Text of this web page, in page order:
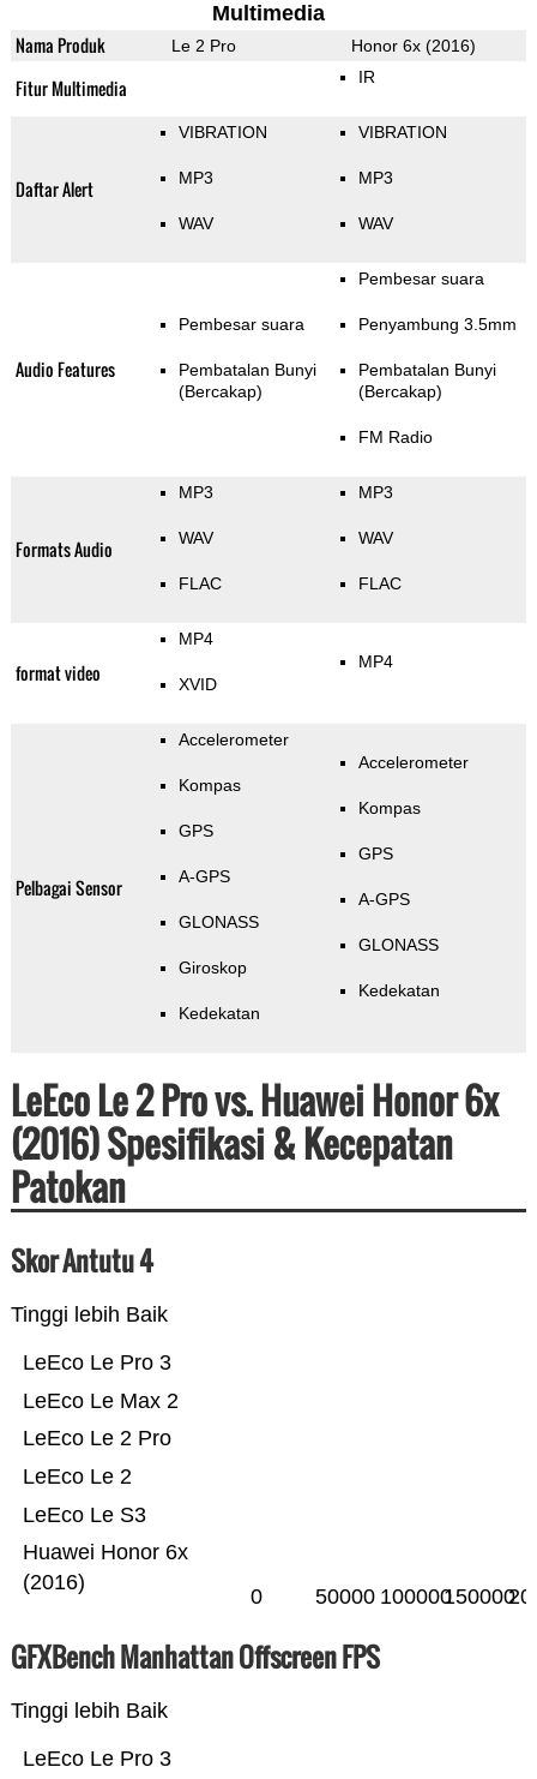
Multimedia
Nama Produk Le 2 Pro Honor 6x (2016)
Fitur Multimedia IR
Daftar Alert
VIBRATION
MP3
WAV
VIBRATION
MP3
WAV
Audio Features
Pembesar suara
Pembatalan Bunyi
(Bercakap)
Pembesar suara
Penyambung 3.5mm
Pembatalan Bunyi
(Bercakap)
FM Radio
Formats Audio
MP3
WAV
FLAC
MP3
WAV
FLAC
format video
MP4
XVID
MP4
Pelbagai Sensor
Accelerometer
Kompas
GPS
A-GPS
GLONASS
Giroskop
Kedekatan
Accelerometer
Kompas
GPS
A-GPS
GLONASS
Kedekatan
LeEco Le 2 Pro vs. Huawei Honor 6x
(2016) Spesifikasi & Kecepatan
Patokan
Skor Antutu 4
Tinggi lebih Baik
Huawei Honor 6x
(2016)
LeEco Le S3
LeEco Le 2
LeEco Le 2 Pro
LeEco Le Max 2
LeEco Le Pro 3
0 50000 100000150000
GFXBench Manhattan Offscreen FPS
Tinggi lebih Baik
LeEco Le Pro 3